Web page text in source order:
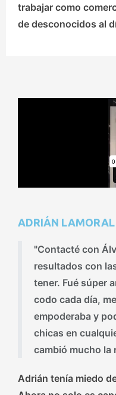
trabajar como
de desconocidos al
ADRIÁN LAMORAL
"Contacté con
resultados con
tener. Fué súper
codo cada día,
empoderaba y
chicas en
cambió mucho la
Adrián tenía miedo